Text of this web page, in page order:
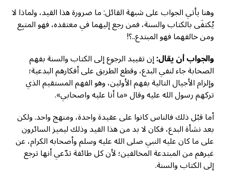
وهنا يأتي الجواب على شبهة القائل: ما ضرورة هذا القيد، ولماذا لا
يُكتفَى بالكتاب والسنة، فمن رجع إليهما في معتقده، فهو المتبِع
ومن خالفهما فهو المبتدع..؟!
والجواب أن يقال:إن تقييد الرجوع إلى الكتاب والسنة بفهم
الصحابة جاء لنفي البدع، وقطع الطريق على أفكارهم البدعية؛
وإلزام الأجيال التالية بفهم الأولين، وهو الفهم المستقيم الذي
تركهم رسول الله عليه وقال «ما أنا عليه واصحابي».
أما قبْل ذلك فالناس كانوا على عقيدة واحدة، ومنهج واحد. ولكن
بعد نشأة البدع، فكان لا بد من هذا القيد وذلك ليميز السائرون
على ما كان عليه النبي صلى الله عليه وسلم وأصحابه الكرام، عن
غيرهم من المبتدعة المخالفين؛ لأن كل طائفة تدّعي أنها ترجع
إلى الكتاب والسنة.